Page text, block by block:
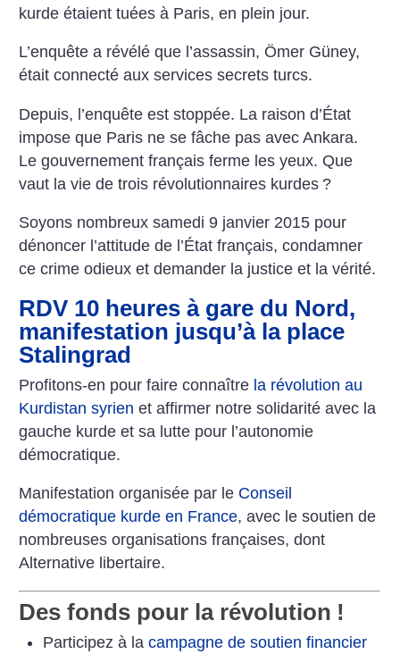
kurde étaient tuées à Paris, en plein jour.
L’enquête a révélé que l’assassin, Ömer Güney,
était connecté aux services secrets turcs.
Depuis, l’enquête est stoppée. La raison d’État
impose que Paris ne se fâche pas avec Ankara.
Le gouvernement français ferme les yeux. Que
vaut la vie de trois révolutionnaires kurdes ?
Soyons nombreux samedi 9 janvier 2015 pour
dénoncer l’attitude de l’État français, condamner
ce crime odieux et demander la justice et la vérité.
RDV 10 heures à gare du Nord,
manifestation jusqu’à la place
Stalingrad
Profitons-en pour faire connaître la révolution au
Kurdistan syrien et affirmer notre solidarité avec la
gauche kurde et sa lutte pour l’autonomie
démocratique.
Manifestation organisée par le Conseil
démocratique kurde en France, avec le soutien de
nombreuses organisations françaises, dont
Alternative libertaire.
Des fonds pour la révolution !
Participez à la campagne de soutien financier